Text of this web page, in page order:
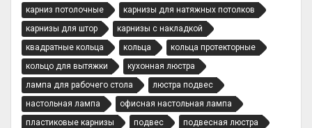
карниз потолочные
карнизы для натяжных потолков
карнизы для штор
карнизы с накладкой
квадратные кольца
кольца
кольца протекторные
кольцо для вытяжки
кухонная люстра
лампа для рабочего стола
люстра подвес
настольная лампа
офисная настольная лампа
пластиковые карнизы
подвес
подвесная люстра